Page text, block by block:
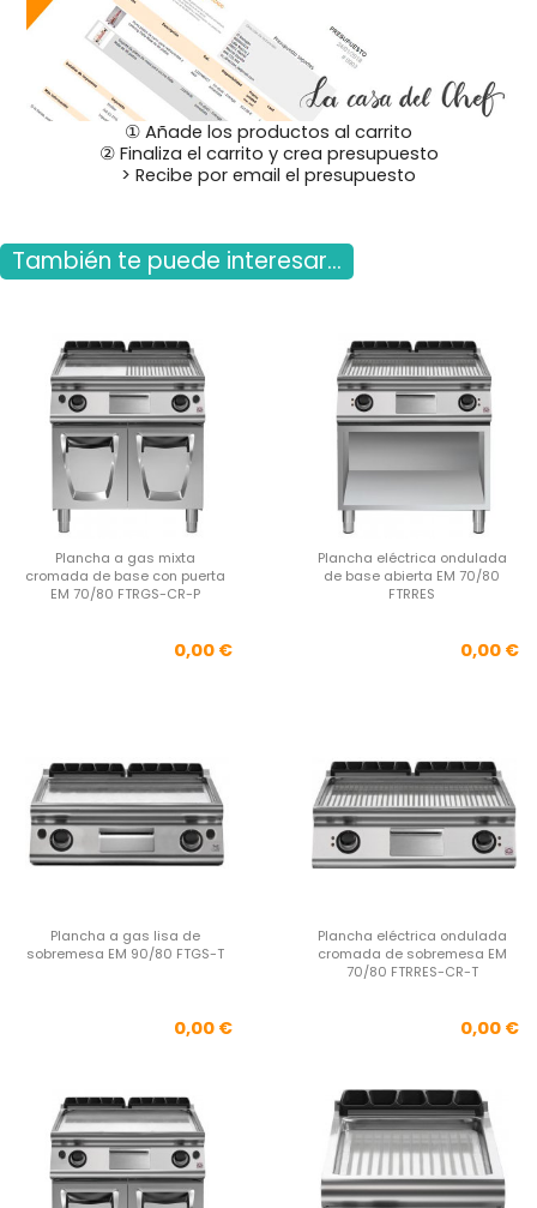
① Añade los productos al carrito
② Finaliza el carrito y crea presupuesto
> Recibe por email el presupuesto
También te puede interesar...
Plancha a gas mixta
cromada de base con puerta
EM 70/80 FTRGS-CR-P
Precio
0,00 €
Plancha eléctrica ondulada
de base abierta EM 70/80
FTRRES
0,00 €
Plancha a gas lisa de
sobremesa EM 90/80 FTGS-T
Precio
0,00 €
Plancha eléctrica ondulada
cromada de sobremesa EM
70/80 FTRRES-CR-T
0,00 €